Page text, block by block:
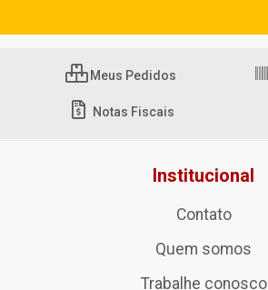
Meus Pedidos
Notas Fiscais
Institucional
Contato
Quem somos
Trabalhe conosco